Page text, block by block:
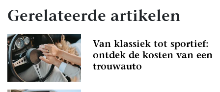
Gerelateerde artikelen
Van klassiek tot sportief:
ontdek de kosten van een
trouwauto